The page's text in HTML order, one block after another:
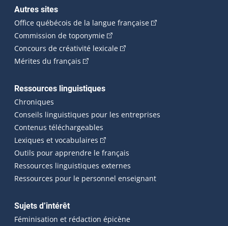
Autres sites
Office québécois de la langue française(Cet hyperlien
Commission de toponymie(Cet hyperlien externe s'ouvrira
Concours de créativité lexicale(Cet hyperlien externe
Mérites du français (Cet hyperlien externe s'ouvrira dans une
Ressources linguistiques
Chroniques
Conseils linguistiques pour les entreprises
Contenus téléchargeables
Lexiques et vocabulaires (Cet hyperlien externe s'ouvrira
Outils pour apprendre le français
Ressources linguistiques externes
Ressources pour le personnel enseignant
Sujets d’intérêt
Féminisation et rédaction épicène